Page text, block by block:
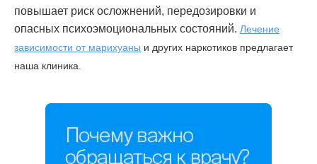
повышает риск осложнений, передозировки и
опасных психоэмоциональных состояний. Лечение
зависимости от марихуаны и других наркотиков предлагает
наша клиника.